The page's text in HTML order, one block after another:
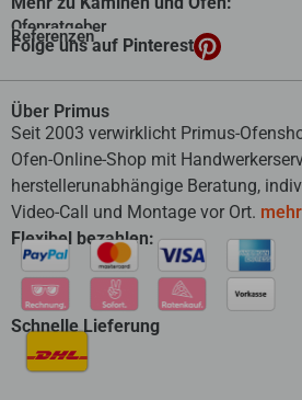
Ofenratgeber
Referenzen
Folge uns auf Pinterest
Über Primus
Seit 2003 verwirklicht Primus-
Ofen-Online-Shop mit
herstellerunabhängige Beratung,
Video-Call und Montage vor Ort. mehr
Flexibel bezahlen:
Schnelle Lieferung